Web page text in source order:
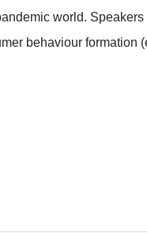
world.
behaviour formation